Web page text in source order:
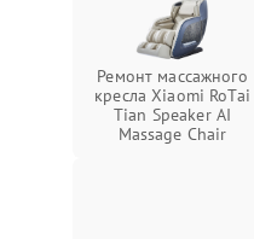
Ремонт массажного
кресла Xiaomi RoTai
Tian Speaker AI
Massage Chair